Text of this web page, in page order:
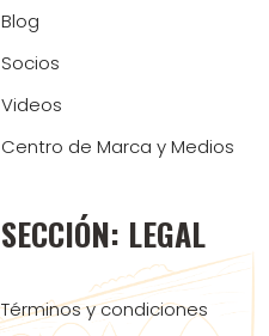
Blog
Socios
Videos
Centro de Marca y Medios
SECCIÓN: LEGAL
Términos y condiciones